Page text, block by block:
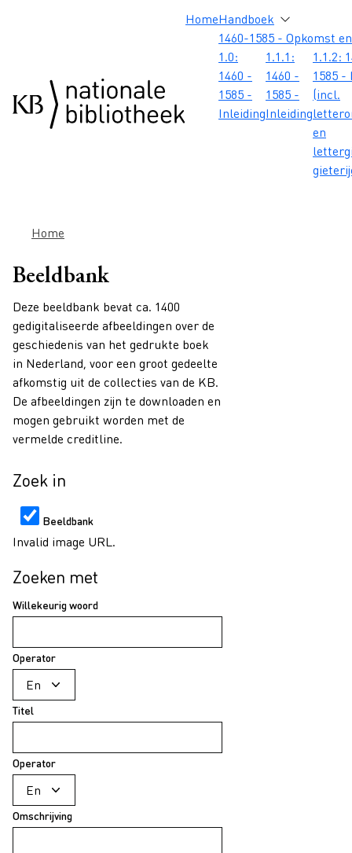
Hoofdnavigatie
HomeHandboek
1460-1585 - Opkomst
1.0:
1460 -
1585 -
Inleiding
1.1.1:
1460 -
1585 -
Inleiding
1.1.2:
1585
(incl.
en
Kruimelpad
Home
Beeldbank
Deze beeldbank bevat ca. 1400
gedigitaliseerde afbeeldingen over de
geschiedenis van het gedrukte boek
in Nederland, voor een groot gedeelte
afkomstig uit de collecties van de KB.
De afbeeldingen zijn te downloaden en
mogen gebruikt worden met de
vermelde creditline.
Zoek in
Beeldbank
Invalid image URL.
Zoeken met
Willekeurig woord
Operator
Titel
Operator
Omschrijving